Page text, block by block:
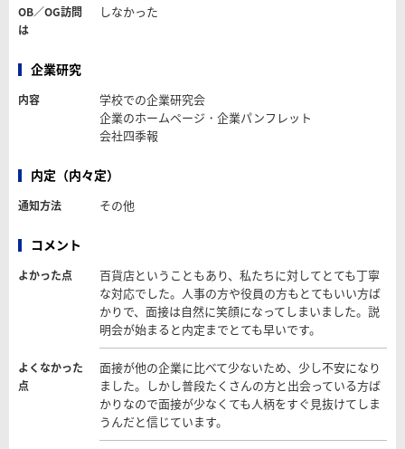
OB／OG訪問
は
しなかった
企業研究
内容
学校での企業研究会
企業のホームページ・企業パンフレット
会社四季報
内定（内々定）
通知方法 その他
コメント
よかった点
百貨店ということもあり、私たちに対してとても丁寧
な対応でした。人事の方や役員の方もとてもいい方ば
かりで、面接は自然に笑顔になってしまいました。説
明会が始まると内定までとても早いです。
よくなかった
点
面接が他の企業に比べて少ないため、少し不安になり
ました。しかし普段たくさんの方と出会っている方ば
かりなので面接が少なくても人柄をすぐ見抜けてしま
うんだと信じています。